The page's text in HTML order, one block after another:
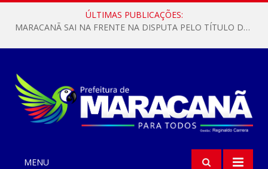
ÚLTIMAS PUBLICAÇÕES:
MARACANÃ SAI NA FRENTE NA DISPUTA PELO TÍTULO DA COPA PARÁ SUB-17!
MENU